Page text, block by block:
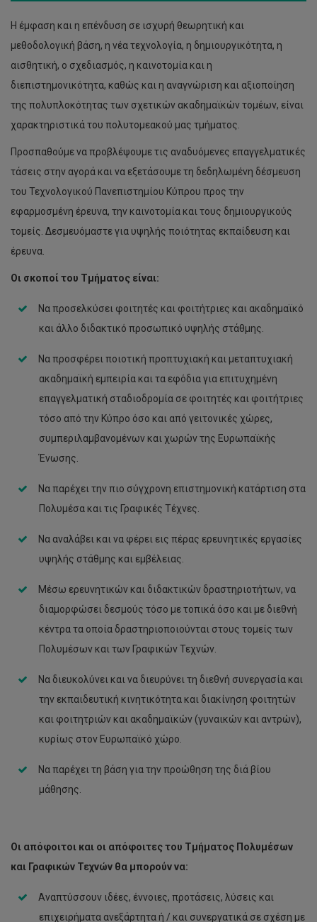
Η έμφαση και η επένδυση σε ισχυρή θεωρητική και
μεθοδολογική βάση, η νέα τεχνολογία, η δημιουργικότητα, η
αισθητική, ο σχεδιασμός, η καινοτομία και η
διεπιστημονικότητα, καθώς και η αναγνώριση και αξιοποίηση
της πολυπλοκότητας των σχετικών ακαδημαϊκών τομέων, είναι
χαρακτηριστικά του πολυτομεακού μας τμήματος.
Προσπαθούμε να προβλέψουμε τις αναδυόμενες επαγγελματικές
τάσεις στην αγορά και να εξετάσουμε τη δεδηλωμένη δέσμευση
του Τεχνολογικού Πανεπιστημίου Κύπρου προς την
εφαρμοσμένη έρευνα, την καινοτομία και τους δημιουργικούς
τομείς. Δεσμευόμαστε για υψηλής ποιότητας εκπαίδευση και
έρευνα.
Οι σκοποί του Τμήματος είναι:
Να προσελκύσει φοιτητές και φοιτήτριες και ακαδημαϊκό
και άλλο διδακτικό προσωπικό υψηλής στάθμης.
Να προσφέρει ποιοτική προπτυχιακή και μεταπτυχιακή
ακαδημαϊκή εμπειρία και τα εφόδια για επιτυχημένη
επαγγελματική σταδιοδρομία σε φοιτητές και φοιτήτριες
τόσο από την Κύπρο όσο και από γειτονικές χώρες,
συμπεριλαμβανομένων και χωρών της Ευρωπαϊκής
Ένωσης.
Να παρέχει την πιο σύγχρονη επιστημονική κατάρτιση στα
Πολυμέσα και τις Γραφικές Τέχνες.
Να αναλάβει και να φέρει εις πέρας ερευνητικές εργασίες
υψηλής στάθμης και εμβέλειας.
Μέσω ερευνητικών και διδακτικών δραστηριοτήτων, να
διαμορφώσει δεσμούς τόσο με τοπικά όσο και με διεθνή
κέντρα τα οποία δραστηριοποιούνται στους τομείς των
Πολυμέσων και των Γραφικών Τεχνών.
Να διευκολύνει και να διευρύνει τη διεθνή συνεργασία και
την εκπαιδευτική κινητικότητα και διακίνηση φοιτητών
και φοιτητριών και ακαδημαϊκών (γυναικών και αντρών),
κυρίως στον Ευρωπαϊκό χώρο.
Να παρέχει τη βάση για την προώθηση της διά βίου
μάθησης.
Οι απόφοιτοι και οι απόφοιτες του Τμήματος Πολυμέσων
και Γραφικών Τεχνών θα μπορούν να:
Αναπτύσσουν ιδέες, έννοιες, προτάσεις, λύσεις και
επιχειρήματα ανεξάρτητα ή / και συνεργατικά σε σχέση με